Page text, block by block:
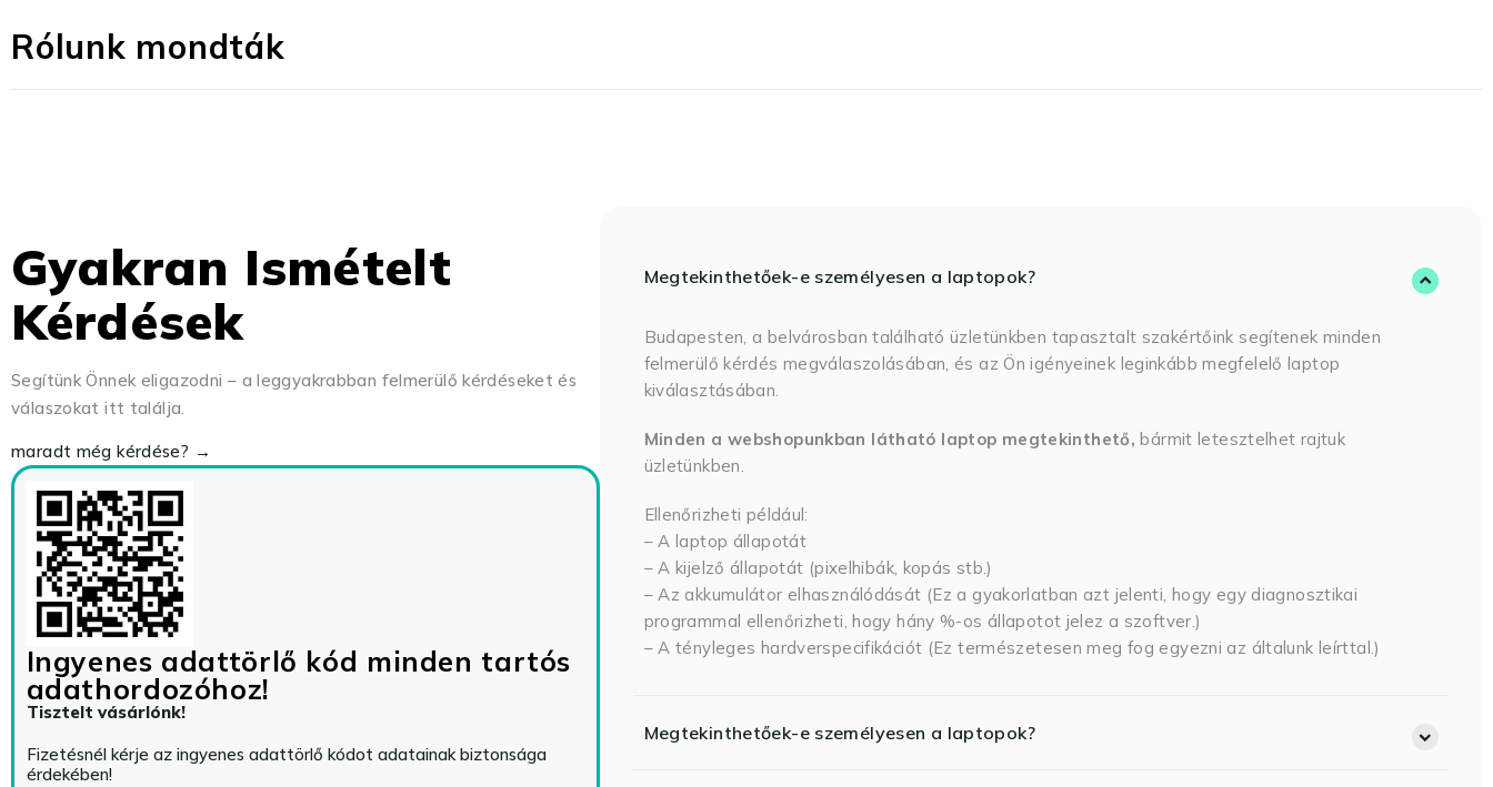
Rólunk mondták
Gyakran Ismételt
Kérdések
Segítünk Önnek eligazodni – a leggyakrabban felmerülő kérdéseket és
válaszokat itt találja.
maradt még kérdése? →
Ingyenes adattörlő kód minden tartós
adathordozóhoz!
Tisztelt vásárlónk!
Fizetésnél kérje az ingyenes adattörlő kódot adatainak biztonsága
érdekében!
Megtekinthetőek-e személyesen a laptopok?
Budapesten, a belvárosban található üzletünkben tapasztalt szakértőink segítenek minden
felmerülő kérdés megválaszolásában, és az Ön igényeinek leginkább megfelelő laptop
kiválasztásában.
Minden a webshopunkban látható laptop megtekinthető,bármit letesztelhet rajtuk
üzletünkben.
Ellenőrizheti például:
– A laptop állapotát
– A kijelző állapotát (pixelhibák, kopás stb.)
– Az akkumulátor elhasználódását (Ez a gyakorlatban azt jelenti, hogy egy diagnosztikai
programmal ellenőrizheti, hogy hány %-os állapotot jelez a szoftver.)
– A tényleges hardverspecifikációt (Ez természetesen meg fog egyezni az általunk leírttal.)
Megtekinthetőek-e személyesen a laptopok?